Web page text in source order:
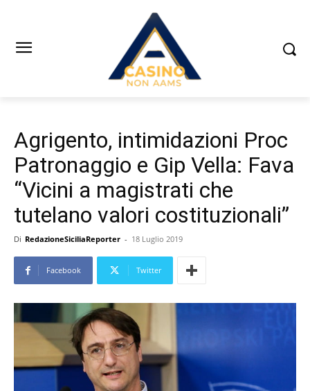
Agrigento, intimidazioni Proc
Patronaggio e Gip Vella: Fava
“Vicini a magistrati che
tutelano valori costituzionali”
Di RedazioneSiciliaReporter - 18 Luglio 2019
Facebook Twitter